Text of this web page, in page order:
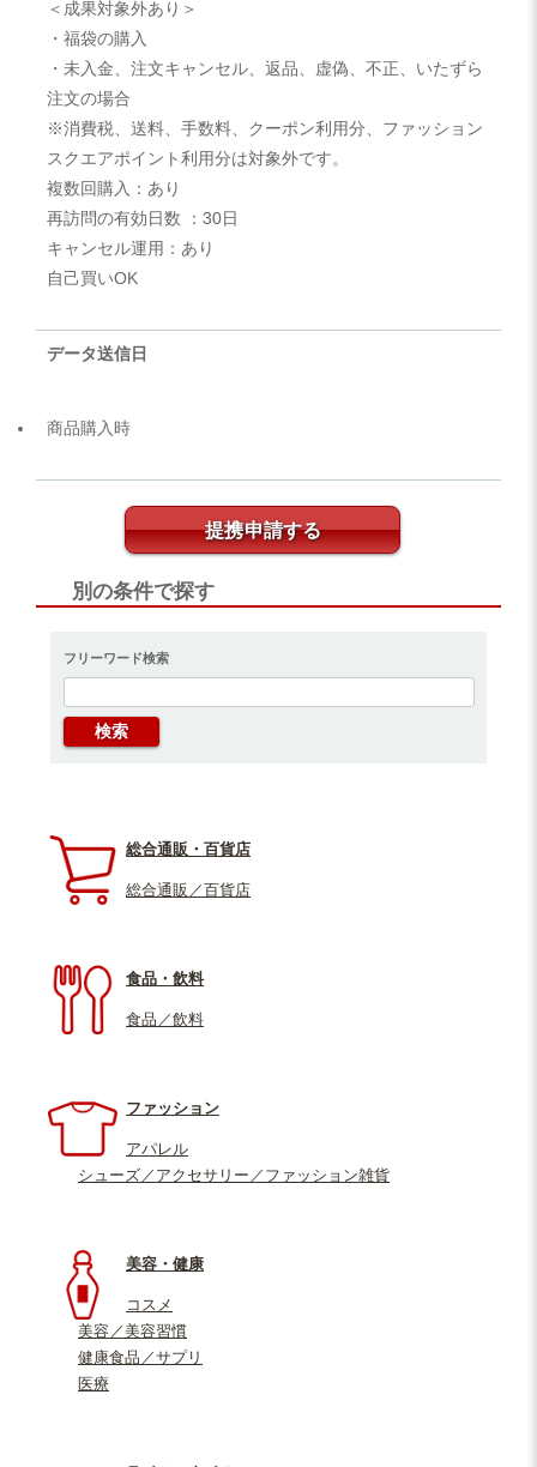
＜成果対象外あり＞
・福袋の購入
・未入金、注文キャンセル、返品、虚偽、不正、いたずら
注文の場合
※消費税、送料、手数料、クーポン利用分、ファッション
スクエアポイント利用分は対象外です。
複数回購入：あり
再訪問の有効日数 ：30日
キャンセル運用：あり
自己買いOK
データ送信日
商品購入時
提携申請する
別の条件で探す
フリーワード検索
総合通販・百貨店
総合通販／百貨店
食品・飲料
食品／飲料
ファッション
アパレル
シューズ／アクセサリー／ファッション雑貨
美容・健康
コスメ
美容／美容習慣
健康食品／サプリ
医療